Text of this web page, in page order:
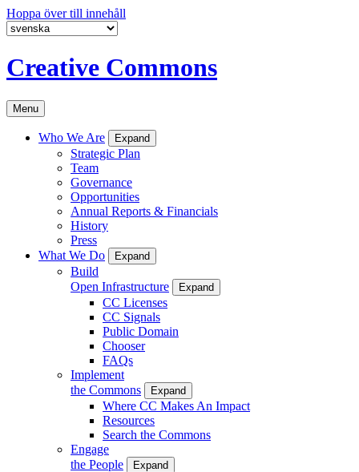
Hoppa över till innehåll
Creative Commons
Menu
Who We Are Expand
Strategic Plan
Team
Governance
Opportunities
Annual Reports & Financials
History
Press
What We Do
Expand
Build
Open Infrastructure
Expand
CC Licenses
CC Signals
Public Domain
Chooser
FAQs
Implement
the Commons
Expand
Where CC Makes An Impact
Resources
Search the Commons
Engage
the People
Expand